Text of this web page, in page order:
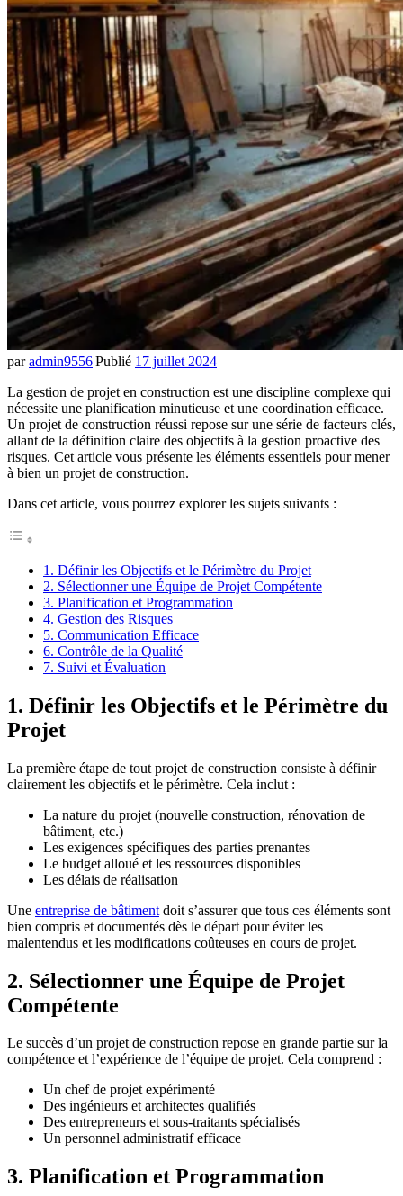
paradmin9556|Publié 17 juillet 2024
La gestion de projet en construction est une discipline complexe qui
nécessite une planification minutieuse et une coordination efficace.
Un projet de construction réussi repose sur une série de facteurs clés,
allant de la définition claire des objectifs à la gestion proactive des
risques. Cet article vous présente les éléments essentiels pour mener
à bien un projet de construction.
Dans cet article, vous pourrez explorer les sujets suivants :
1. Définir les Objectifs et le Périmètre du Projet
2. Sélectionner une Équipe de Projet Compétente
3. Planification et Programmation
4. Gestion des Risques
5. Communication Efficace
6. Contrôle de la Qualité
7. Suivi et Évaluation
1. Définir les Objectifs et le Périmètre du
Projet
La première étape de tout projet de construction consiste à définir
clairement les objectifs et le périmètre. Cela inclut :
La nature du projet (nouvelle construction, rénovation de
bâtiment, etc.)
Les exigences spécifiques des parties prenantes
Le budget alloué et les ressources disponibles
Les délais de réalisation
Une entreprise de bâtiment doit s’assurer que tous ces éléments sont
bien compris et documentés dès le départ pour éviter les
malentendus et les modifications coûteuses en cours de projet.
2. Sélectionner une Équipe de Projet
Compétente
Le succès d’un projet de construction repose en grande partie sur la
compétence et l’expérience de l’équipe de projet. Cela comprend :
Un chef de projet expérimenté
Des ingénieurs et architectes qualifiés
Des entrepreneurs et sous-traitants spécialisés
Un personnel administratif efficace
3. Planification et Programmation